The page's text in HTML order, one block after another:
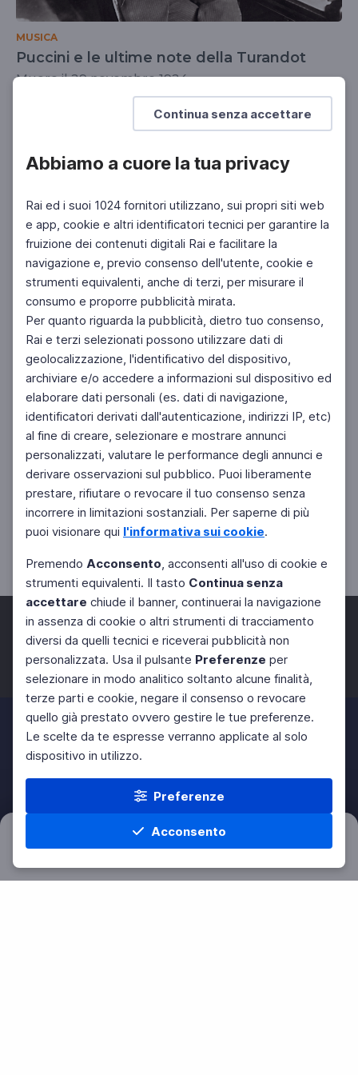
Continua senza accettare
Abbiamo a cuore la tua privacy
Rai ed i suoi 1024 fornitori utilizzano, sui propri siti web
e app, cookie e altri identificatori tecnici per garantire la
fruizione dei contenuti digitali Rai e facilitare la
navigazione e, previo consenso dell'utente, cookie e
strumenti equivalenti, anche di terzi, per misurare il
consumo e proporre pubblicità mirata.
Per quanto riguarda la pubblicità, dietro tuo consenso,
Rai e terzi selezionati possono utilizzare dati di
geolocalizzazione, l'identificativo del dispositivo,
archiviare e/o accedere a informazioni sul dispositivo ed
elaborare dati personali (es. dati di navigazione,
identificatori derivati dall'autenticazione, indirizzi IP, etc)
al fine di creare, selezionare e mostrare annunci
personalizzati, valutare le performance degli annunci e
derivare osservazioni sul pubblico. Puoi liberamente
prestare, rifiutare o revocare il tuo consenso senza
incorrere in limitazioni sostanziali. Per saperne di più
puoi visionare qui l'informativa sui cookie.
Premendo Acconsento, acconsenti all'uso di cookie e
strumenti equivalenti. Il tasto Continua senza
accettare chiude il banner, continuerai la navigazione
in assenza di cookie o altri strumenti di tracciamento
diversi da quelli tecnici e riceverai pubblicità non
personalizzata. Usa il pulsante Preferenze per
selezionare in modo analitico soltanto alcune finalità,
terze parti e cookie, negare il consenso o revocare
quello già prestato ovvero gestire le tue preferenze.
Le scelte da te espresse verranno applicate al solo
dispositivo in utilizzo.
Preferenze
Acconsento
Home Materie Cerca Menu
MUSICA
Puccini e le ultime note della Turandot
Muore il 29 novembre 1924
Filtri Azzera
Facebook Twitter Instagram